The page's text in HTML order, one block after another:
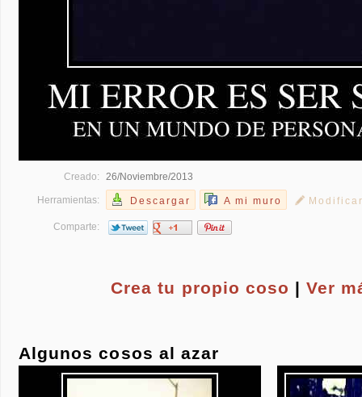
Creado: 26/Noviembre/2013
Herramientas: Descargar A mi muro
Comparte:
Crea tu propio coso |Ver
Algunos cosos al azar